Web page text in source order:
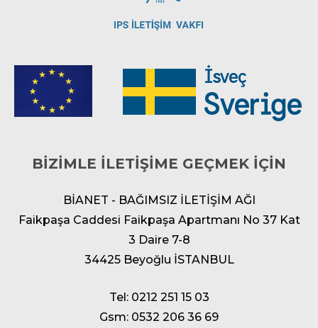
BİZİMLE İLETİŞİME GEÇMEK İÇİN
BİANET - BAĞIMSIZ İLETİŞİM AĞI
Faikpaşa Caddesi Faikpaşa Apartmanı No 37 Kat
3 Daire 7-8
34425 Beyoğlu İSTANBUL
Tel: 0212 251 15 03
Gsm: 0532 206 36 69